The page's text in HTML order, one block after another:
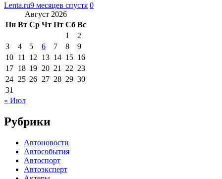
Lenta.ru9 месяцев спустя 0
Август 2026
Пн Вт Ср Чт Пт Сб Вс
1
2
3
4 5 6 7 8
9
10 11 12 13 14 15 16
17 18 19 20 21 22 23
24 25 26 27 28 29 30
31
« Июл
Рубрики
Автоновости
Автособытия
Автоспорт
Автоэксперт